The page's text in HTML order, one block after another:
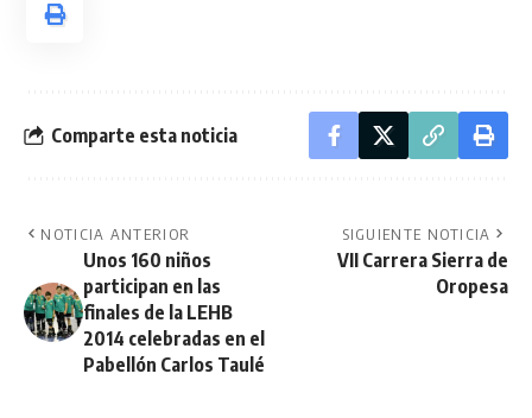
Comparte esta noticia
NOTICIA ANTERIOR
Unos 160 niños
participan en las
finales de la LEHB
2014 celebradas en el
Pabellón Carlos Taulé
SIGUIENTE NOTICIA
VII Carrera Sierra de
Oropesa